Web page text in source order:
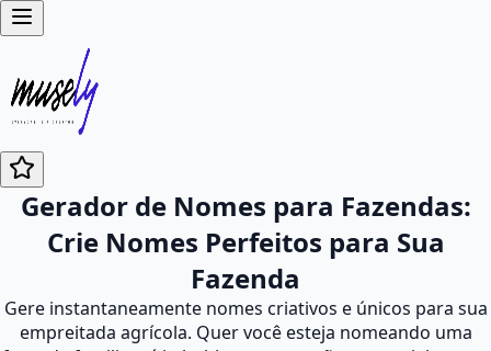
Gerador de Nomes para Fazendas:
Crie Nomes Perfeitos para Sua
Fazenda
Gere instantaneamente nomes criativos e únicos para sua
empreitada agrícola. Quer você esteja nomeando uma